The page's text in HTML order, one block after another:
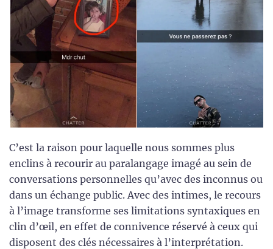
C’est la raison pour laquelle nous sommes plus
enclins à recourir au paralangage imagé au sein de
conversations personnelles qu’avec des inconnus ou
dans un échange public. Avec des intimes, le recours
à l’image transforme ses limitations syntaxiques en
clin d’œil, en effet de connivence réservé à ceux qui
disposent des clés nécessaires à l’interprétation.